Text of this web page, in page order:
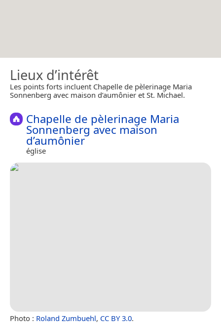
Lieux d’intérêt
Les points forts incluent Chapelle de pèlerinage Maria
Sonnenberg avec maison d’aumônier et St. Michael.
Chapelle de pèlerinage Maria
Sonnenberg avec maison
d’aumônier
église
Photo : Roland Zumbuehl, CC BY 3.0.